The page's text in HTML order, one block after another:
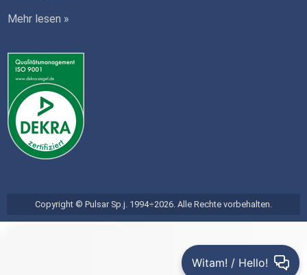
Mehr lesen »
Copyright © Pulsar Sp.j. 1994÷2026. Alle Rechte vorbehalten.
Witam! / Hello!